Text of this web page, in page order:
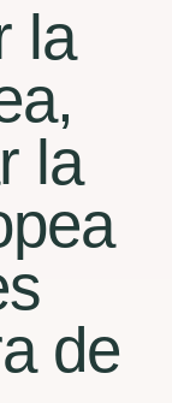
la
la
de